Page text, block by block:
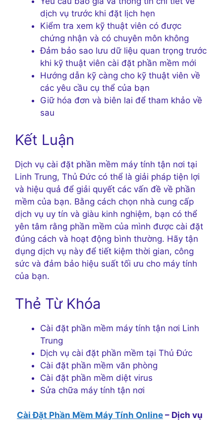
dịch vụ trước khi đặt lịch hẹn
Kiểm tra xem kỹ thuật viên có được
chứng nhận và có chuyên môn không
Đảm bảo sao lưu dữ liệu quan trọng trước
khi kỹ thuật viên cài đặt phần mềm mới
Hướng dẫn kỹ càng cho kỹ thuật viên về
các yêu cầu cụ thể của bạn
Giữ hóa đơn và biên lai để tham khảo về
sau
Kết Luận
Dịch vụ cài đặt phần mềm máy tính tận nơi tại
Linh Trung, Thủ Đức có thể là giải pháp tiện lợi
và hiệu quả để giải quyết các vấn đề về phần
mềm của bạn. Bằng cách chọn nhà cung cấp
dịch vụ uy tín và giàu kinh nghiệm, bạn có thể
yên tâm rằng phần mềm của mình được cài đặt
đúng cách và hoạt động bình thường. Hãy tận
dụng dịch vụ này để tiết kiệm thời gian, công
sức và đảm bảo hiệu suất tối ưu cho máy tính
của bạn.
Thẻ Từ Khóa
Cài đặt phần mềm máy tính tận nơi Linh
Trung
Dịch vụ cài đặt phần mềm tại Thủ Đức
Cài đặt phần mềm văn phòng
Cài đặt phần mềm diệt virus
Sửa chữa máy tính tận nơi
Cài Đặt Phần Mềm Máy Tính Online – Dịch vụ